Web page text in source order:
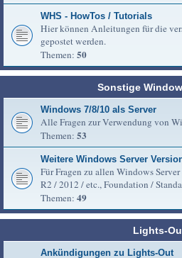
WHS - HowTos / Tutorials
Hier können Anleitungen für die
gepostet werden.
Themen: 50
Sonstige
Windows 7/8/10 als Server
Alle Fragen zur Verwendung von
Themen: 53
Weitere Windows Server
Für Fragen zu allen Windows
R2 / 2012 / etc., Foundation /
Themen: 49
Lights-
Ankündigungen zu Lights-Out